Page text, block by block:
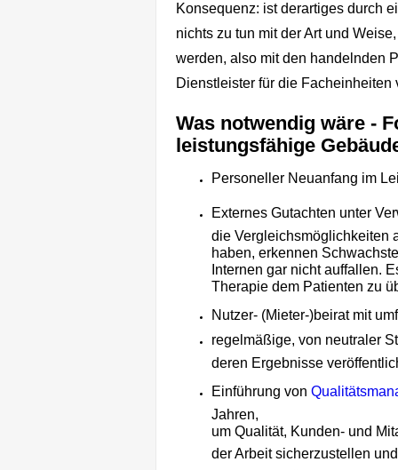
Konsequenz: ist derartiges durch
nichts zu tun mit der Art und
werden, also mit den handelnden
Dienstleister für die Facheinheiten
Was notwendig wäre -
leistungsfähige
Personeller Neuanfang im
Externes Gutachten unter
die Vergleichsmöglichkeiten
haben, erkennen
Internen gar nicht auffallen.
Therapie dem Patienten zu
Nutzer- (Mieter-)beirat mit
regelmäßige, von neutraler
deren Ergebnisse
Einführung von
Jahren,
um Qualität, Kunden- und
der Arbeit sicherzustellen